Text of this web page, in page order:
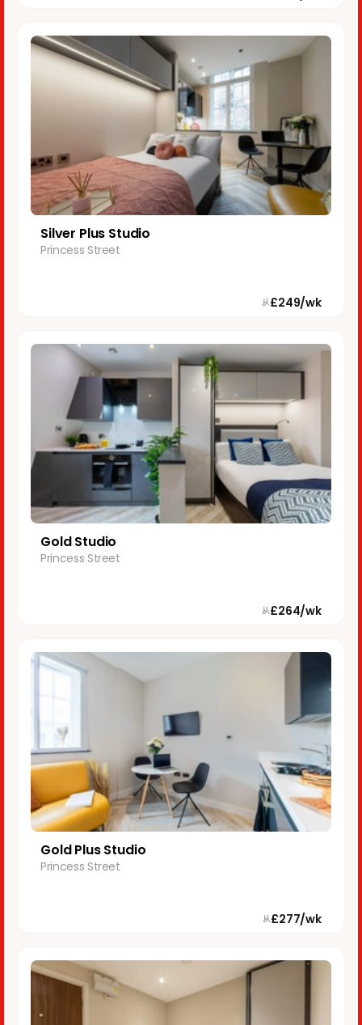
Silver Plus Studio
Princess Street
从£249/wk
Gold Studio
Princess Street
从£264/wk
Gold Plus Studio
Princess Street
从£277/wk